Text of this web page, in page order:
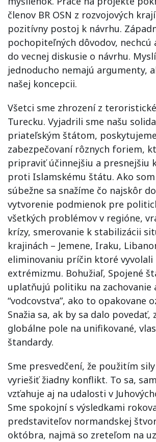
členov BR OSN z rozvojových
pozitívny postoj k návrhu.
pochopiteľných dôvodov, nechcú
do vecnej diskusie o návrhu.
jednoducho nemajú argumenty,
našej koncepcii.
Všetci sme zhrození z
Turecku. Vyjadrili sme našu
priateľským štátom,
zabezpečovaní rôznych foriem,
pripraviť účinnejšiu a presnejšiu
proti Islamskému štátu. Ako som
súbežne sa snažíme čo najskôr
vytvorenie podmienok pre
všetkých problémov v regióne,
krízy, smerovanie k stabilizácii
krajinách – Jemene, Iraku,
eliminovaniu príčin ktoré vyvolali
extrémizmu. Bohužiaľ, Spojené
uplatňujú politiku na zachovanie
“vodcovstva”, ako to opakovane
Snažia sa, ak by sa dalo povedať,
globálne pole na unifikované,
štandardy.
Sme presvedčení, že použitím
vyriešiť žiadny konflikt. To sa,
vzťahuje aj na udalosti v
Sme spokojní s výsledkami
predstaviteľov normandskej
októbra, najmä so zreteľom na